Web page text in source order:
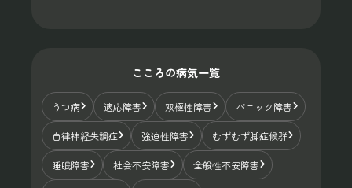
こころの病気一覧
うつ病 適応障害 双極性障害 パニック障害
自律神経失調症 強迫性障害 むずむず脚症候群
睡眠障害 社会不安障害 全般性不安障害